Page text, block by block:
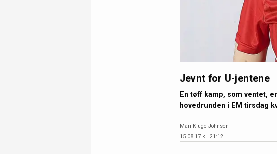
Jevnt for U-jentene
En tøff kamp, som ventet,
hovedrunden i EM tirsdag
Mari Kluge Johnsen
15.08.17 kl. 21:12